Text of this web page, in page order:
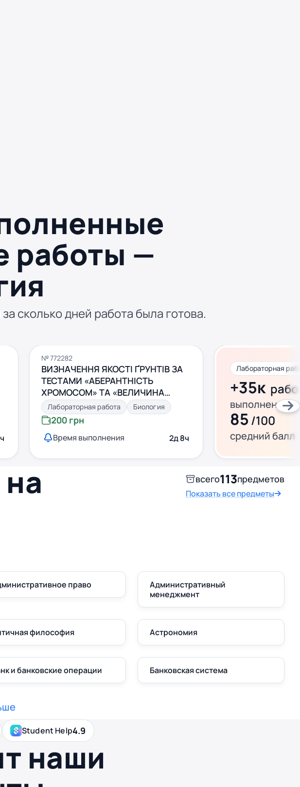
работы —
сколько дней работа была готова.
№ 772282
ВИЗНАЧЕННЯ ЯКОСТІ ҐРУНТІВ ЗА
ТЕСТАМИ «АБЕРАНТНІСТЬ
ХРОМОСОМ» ТА «ВЕЛИЧИНА
МІТОТИЧНОГО ІНДЕКСУ»
Лабораторная работа Биология
200 грн
Время выполнения 2д 8ч
Лабораторная
+35к
выполнено за
85/100
средний балл
на всего113предметов
Показать все предметы
право
Административный
менеджмент
философия Астрономия
и банковские операции Банковская система
Student Help4.9
наши